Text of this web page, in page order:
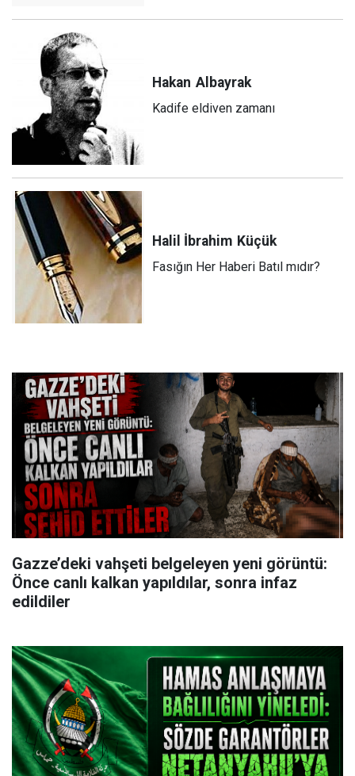
Hakan Albayrak
Kadife eldiven zamanı
Halil İbrahim Küçük
Fasığın Her Haberi Batıl mıdır?
Gazze’deki vahşeti belgeleyen yeni görüntü:
Önce canlı kalkan yapıldılar, sonra infaz
edildiler